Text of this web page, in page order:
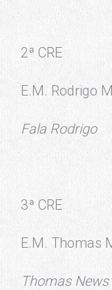
2ª CRE
E.M. Rodrigo
Fala Rodrigo
3ª CRE
E.M. Thomas
Thomas News